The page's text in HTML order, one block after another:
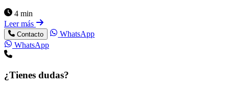
4 min
Leer más
Contacto
WhatsApp
WhatsApp
¿Tienes dudas?